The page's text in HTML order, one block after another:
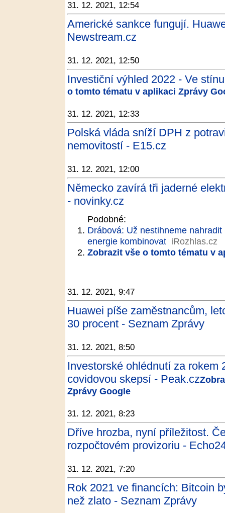
31. 12. 2021, 12:54
Americké sankce fungují.
Newstream.cz
31. 12. 2021, 12:50
Investiční výhled 2022 - Ve
o tomto tématu v aplikaci Zprávy
31. 12. 2021, 12:33
Polská vláda sníží DPH z
nemovitostí - E15.cz
31. 12. 2021, 12:00
Německo zavírá tři jaderné
- novinky.cz
Podobné:
Drábová: Už nestihneme
energie kombinovat iRozhlas.cz
Zobrazit vše o tomto tématu v
31. 12. 2021, 9:47
Huawei píše zaměstnancům,
30 procent - Seznam Zprávy
31. 12. 2021, 8:50
Investorské ohlédnutí za rokem
covidovou skepsí - Peak.cz
Zprávy Google
31. 12. 2021, 8:23
Dříve hrozba, nyní příležitost.
rozpočtovém provizoriu -
31. 12. 2021, 7:20
Rok 2021 ve financích: Bitcoin
než zlato - Seznam Zprávy